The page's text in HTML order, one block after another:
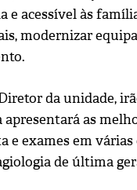
acessível às
modernizar
da unidade,
as
e exames em
de última